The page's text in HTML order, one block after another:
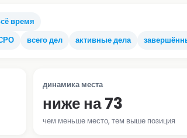
время
всего дел активные дела
динамика места
ниже на 73
чем меньше место, тем выше позиция